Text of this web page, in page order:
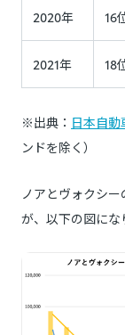
2020年 16
2021年 18
※出典： 日本自
ンドを除く）
ノアとヴォクシ
が、以下の図にな